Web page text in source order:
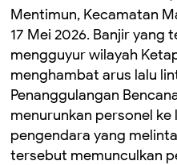
Mentimun, Kecamatan
17 Mei 2026. Banjir yang
mengguyur wilayah
menghambat arus lalu
Penanggulangan
menurunkan personel
pengendara yang
tersebut memunculkan